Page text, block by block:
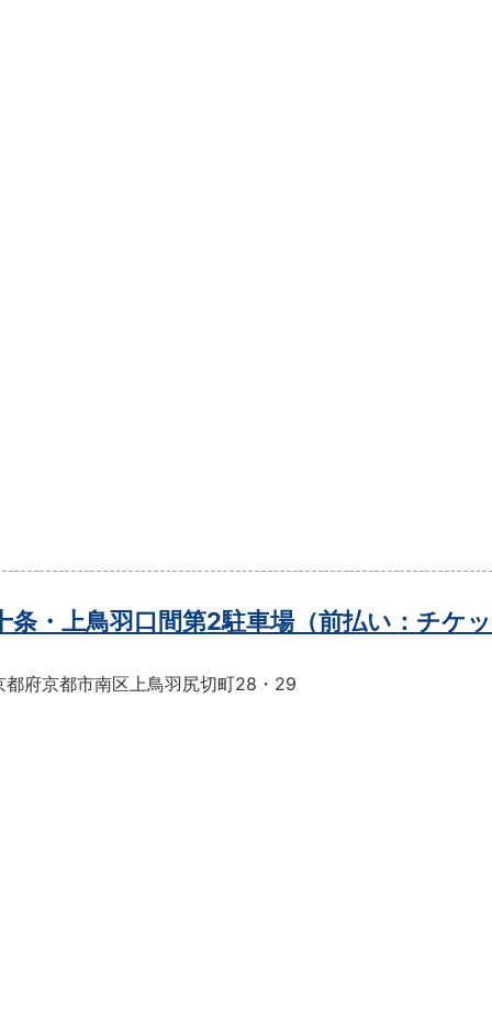
条・上鳥羽口間第2駐車場（前払い：チケ
都府京都市南区上鳥羽尻切町28・29